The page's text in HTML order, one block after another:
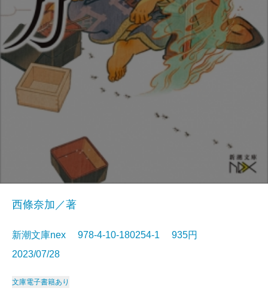
西條奈加／著
新潮文庫nex 978-4-10-180254-1 935円
2023/07/28
文庫電子書籍あり